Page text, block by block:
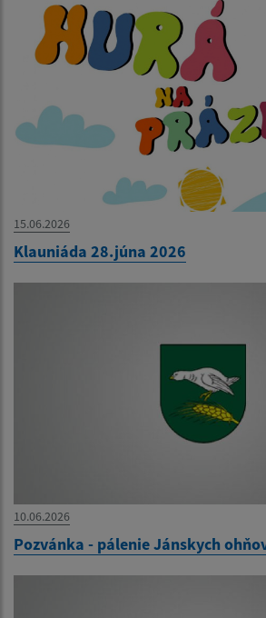
15.06.2026
Klauniáda 28.júna 2026
10.06.2026
Pozvánka - pálenie Jánskych